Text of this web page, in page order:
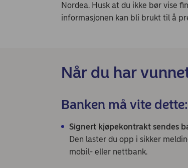
Nordea. Husk at du ikke bør vise
informasjonen kan bli brukt til å
Når du har
Banken må vite dette:
Signert kjøpekontrakt sendes
Den laster du opp i sikker
mobil- eller nettbank.